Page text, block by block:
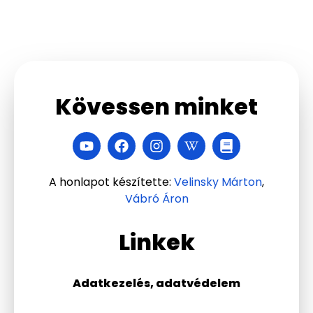
Linkek
Adatkezelés, adatvédelem
Kövessen minket
A honlapot készítette: Velinsky Márton,
Vábró Áron